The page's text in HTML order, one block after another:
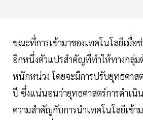
ขณะที่การเข้ามาของเทคโนโลยีเมื่อ
อีกหนึ่งตัวแปรสำคัญที่ทำให้ทางกลุ่ม
หนักหน่วง โดยจะมีการปรับยุทธศาส
ปี ซึ่งแน่นอนว่ายุทธศาสตร์การดำเนิ
ความสำคัญกับการนำเทคโนโลยีเข้า